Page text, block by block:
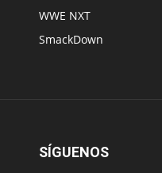
WWE NXT
SmackDown
SÍGUENOS